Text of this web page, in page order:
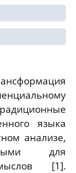
языка
анализе,
для
[1].